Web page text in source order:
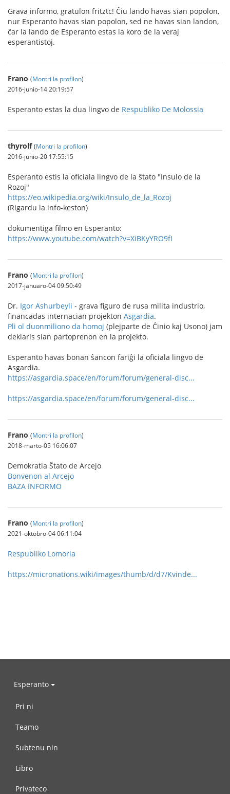
Grava informo, gratulon fritztc! Ĉiu lando havas sian popolon,
nur Esperanto havas sian popolon, sed ne havas sian landon,
ĉar la lando de Esperanto estas la koro de la veraj
esperantistoj.
Frano (Montri la profilon)
2016-junio-14 20:19:57
Esperanto estas la dua lingvo de Respubliko De Molossia
thyrolf (Montri la profilon)
2016-junio-20 17:55:15
Esperanto estis la oficiala lingvo de la ŝtato "Insulo de la
Rozoj"
https://eo.wikipedia.org/wiki/Insulo_de_la_Rozoj
(Rigardu la info-keston)
dokumentiga filmo en Esperanto:
https://www.youtube.com/watch?v=XiBKyYRO9fI
Frano (Montri la profilon)
2017-januaro-04 09:50:49
Dr. Igor Ashurbeyli - grava figuro de rusa milita industrio,
financadas internacian projekton Asgardia.
Pli ol duonmiliono da homoj (plejparte de Ĉinio kaj Usono) jam
deklaris sian partoprenon en la projekto.
Esperanto havas bonan ŝancon fariĝi la oficiala lingvo de
Asgardia.
https://asgardia.space/en/forum/forum/general-disc...
https://asgardia.space/en/forum/forum/general-disc...
Frano (Montri la profilon)
2018-marto-05 16:06:07
Demokratia Ŝtato de Arcejo
Bonvenon al Arcejo
BAZA INFORMO
Frano (Montri la profilon)
2021-oktobro-04 06:11:04
Respubliko Lomoria
https://micronations.wiki/images/thumb/d/d7/Kvinde...
Esperanto
Pri ni
Teamo
Subtenu nin
Libro
Privateco